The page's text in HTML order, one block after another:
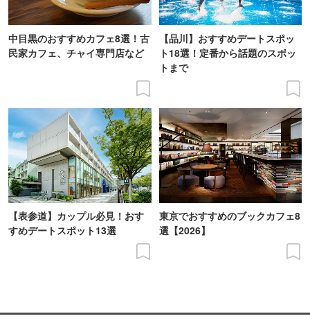
中目黒のおすすめカフェ8選！古
民家カフェ、チャイ専門店など
【品川】おすすめデートスポッ
ト18選！定番から話題のスポッ
トまで
【表参道】カップル必見！おす
すめデートスポット13選
東京でおすすめのブックカフェ8
選【2026】